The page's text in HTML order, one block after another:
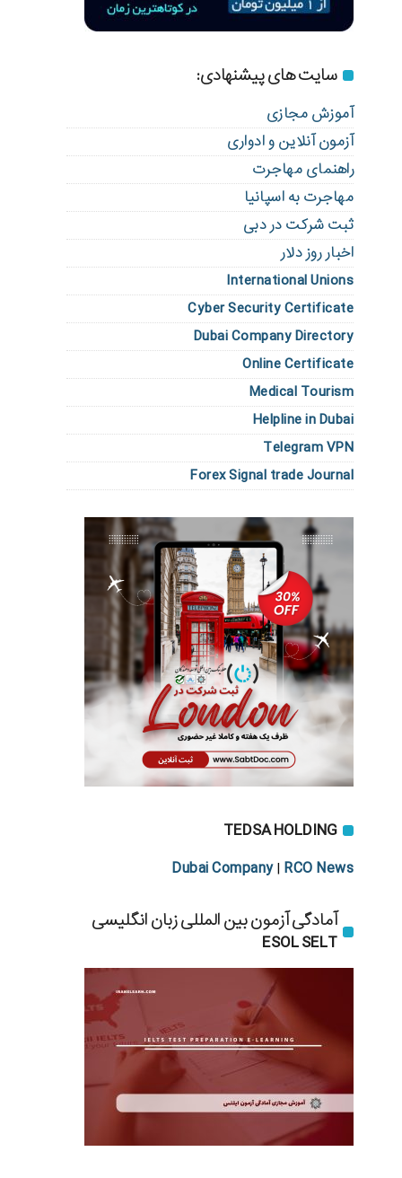
سایت های پیشنهادی:
آموزش مجازی
آزمون آنلاین و ادواری
راهنمای مهاجرت
مهاجرت به اسپانیا
ثبت شرکت در دبی
اخبار روز دلار
International Unions
Cyber Security Certificate
Dubai Company Directory
Online Certificate
Medical Tourism
Helpline in Dubai
Telegram VPN
Forex Signal trade Journal
TEDSA HOLDING
Dubai Company| RCO News
آمادگی آزمون بین المللی زبان انگلیسی
ESOL SELT